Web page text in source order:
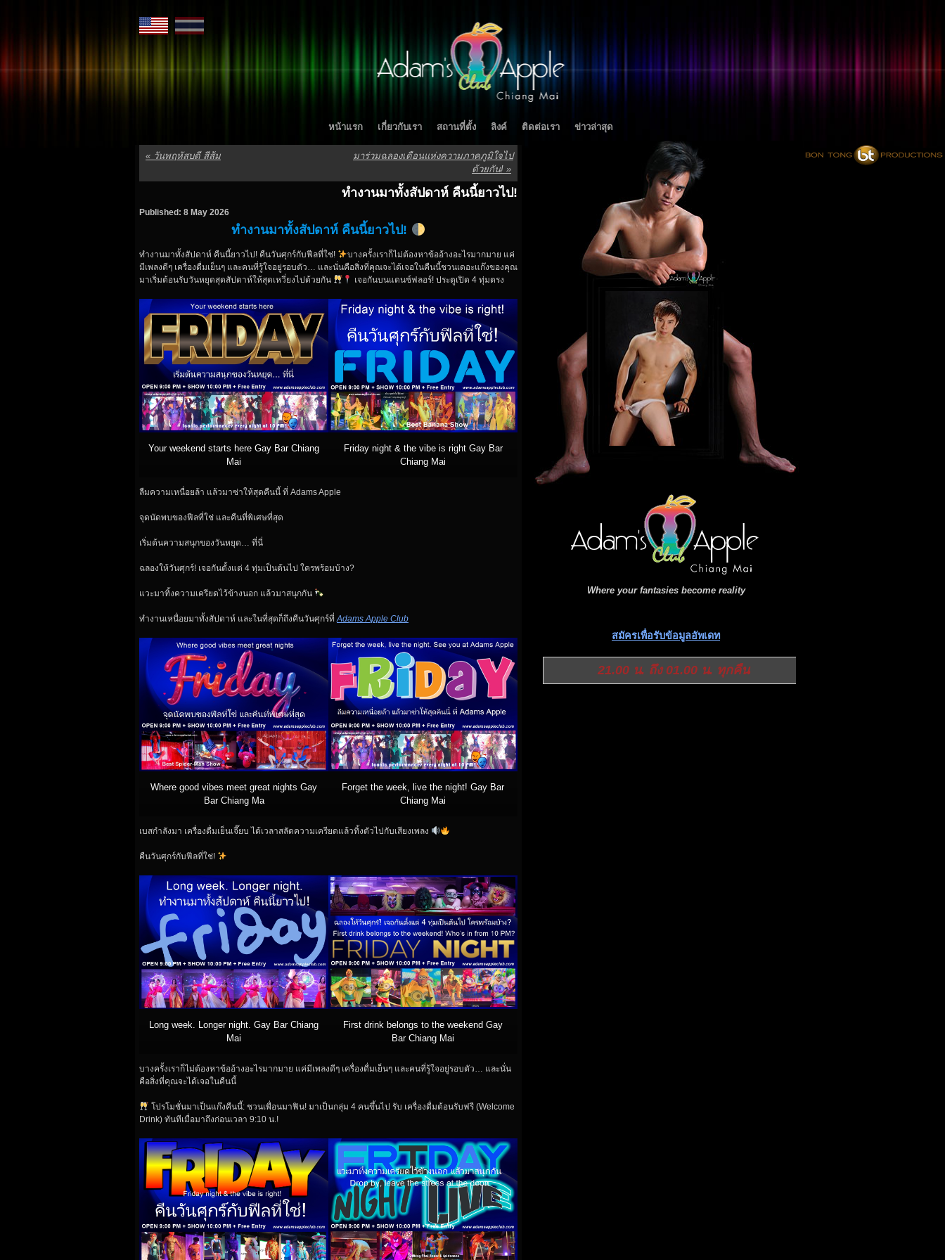
หน้าแรก เกี่ยวกับเรา สถานที่ตั้ง ลิงค์ ติดต่อเรา ข่าวล่าสุด
« วันพฤหัสบดี สีส้ม
มาร่วมฉลองเดือนแห่งความภาคภูมิใจไป
ด้วยกัน! »
ทำงานมาทั้งสัปดาห์ คืนนี้ยาวไป!
Published: 8 May 2026
ทำงานมาทั้งสัปดาห์ คืนนี้ยาวไป!
ทำงานมาทั้งสัปดาห์ คืนนี้ยาวไป! คืนวันศุกร์กับฟีลที่ใช่!
บางครั้งเราก็ไม่ต้องหาข้ออ้างอะไรมากมาย แค่
มีเพลงดีๆ เครื่องดื่มเย็นๆ และคนที่รู้ใจอยู่รอบตัว… และนั่นคือสิ่งที่คุณจะได้เจอในคืนนี้ชวนเดอะแก๊งของคุณ
มาเริ่มต้อนรับวันหยุดสุดสัปดาห์ให้สุดเหวี่ยงไปด้วยกัน
เจอกันบนแดนซ์ฟลอร์! ประตูเปิด 4 ทุ่มตรง
Your weekend starts here Gay Bar Chiang
Mai
Friday night & the vibe is right Gay Bar
Chiang Mai
ลืมความเหนื่อยล้า แล้วมาซ่าให้สุดคืนนี้ ที่ Adams Apple
จุดนัดพบของฟีลที่ใช่ และคืนที่พิเศษที่สุด
เริ่มต้นความสนุกของวันหยุด… ที่นี่
ฉลองให้วันศุกร์! เจอกันตั้งแต่ 4 ทุ่มเป็นต้นไป ใครพร้อมบ้าง?
แวะมาทิ้งความเครียดไว้ข้างนอก แล้วมาสนุกกัน
ทำงานเหนื่อยมาทั้งสัปดาห์ และในที่สุดก็ถึงคืนวันศุกร์ที่Adams Apple Club
Where good vibes meet great nights Gay
Bar Chiang Ma
Forget the week, live the night! Gay Bar
Chiang Mai
เบสกำลังมา เครื่องดื่มเย็นเจี๊ยบ ได้เวลาสลัดความเครียดแล้วทิ้งตัวไปกับเสียงเพลง
คืนวันศุกร์กับฟีลที่ใช่!
Long week. Longer night. Gay Bar Chiang
Mai
First drink belongs to the weekend Gay
Bar Chiang Mai
บางครั้งเราก็ไม่ต้องหาข้ออ้างอะไรมากมาย แค่มีเพลงดีๆ เครื่องดื่มเย็นๆ และคนที่รู้ใจอยู่รอบตัว… และนั่น
คือสิ่งที่คุณจะได้เจอในคืนนี้
โปรโมชั่นมาเป็นแก๊งคืนนี้: ชวนเพื่อนมาฟิน! มาเป็นกลุ่ม 4 คนขึ้นไป รับ เครื่องดื่มต้อนรับฟรี (Welcome
Drink) ทันทีเมื่อมาถึงก่อนเวลา 9:10 น.!
Where your fantasies become reality
สมัครเพื่อรับข้อมูลอัพเดท
21.00 น. ถึง 01.00 น. ทุกคืน